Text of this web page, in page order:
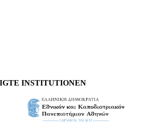
INSTITUTIONEN